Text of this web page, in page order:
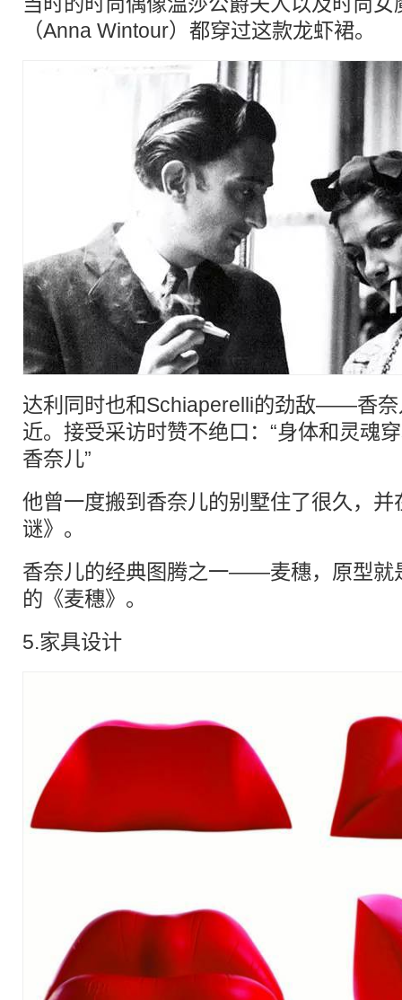
（Anna Wintour）都穿过这款龙虾裙。
达利同时也和Schiaperelli的劲敌——香
近。接受采访时赞不绝口：“身体和灵魂
香奈儿”
他曾一度搬到香奈儿的别墅住了很久，
谜》。
香奈儿的经典图腾之一——麦穗，原型就
的《麦穗》。
5.家具设计